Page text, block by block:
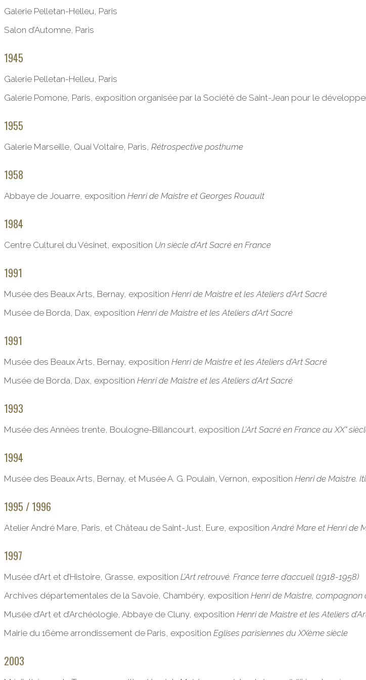
Galerie Pelletan-Helleu, Paris
Salon d’Automne, Paris
1945
Galerie Pelletan-Helleu, Paris
Galerie Pomone, Paris, exposition organisée par la Société de Saint-Jean pour le
1955
Galerie Marseille, Quai Voltaire, Paris, Rétrospective posthume
1958
Abbaye de Jouarre, exposition Henri de Maistre et Georges Rouault
1984
Centre Culturel du Vésinet, exposition Un siècle d’Art Sacré en France
1991
Musée des Beaux Arts, Bernay, exposition Henri de Maistre et les Ateliers d’Art Sacré
Musée de Borda, Dax, exposition Henri de Maistre et les Ateliers d’Art Sacré
1991
Musée des Beaux Arts, Bernay, exposition Henri de Maistre et les Ateliers d’Art Sacré
Musée de Borda, Dax, exposition Henri de Maistre et les Ateliers d’Art Sacré
1993
Musée des Années trente, Boulogne-Billancourt, exposition L’Art Sacré en France au XX°
1994
Musée des Beaux Arts, Bernay, et Musée A. G. Poulain, Vernon, exposition Henri de Maistre.
1995 / 1996
Atelier André Mare, Paris, et Château de Saint-Just, Eure, exposition André Mare et Henri de
1997
Musée d’Art et d’Histoire, Grasse, exposition L’Art retrouvé. France terre d’accueil (1918-1958)
Archives départementales de la Savoie, Chambéry, exposition Henri de Maistre, compagnon
Musée d’Art et d’Archéologie, Abbaye de Cluny, exposition Henri de Maistre et les Ateliers
Mairie du 16ème arrondissement de Paris, exposition Eglises parisiennes du XXème siècle
2003